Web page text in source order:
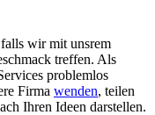
wir mit unsrem
treffen. Als
problemlos
Firma wenden, teilen
Ihren Ideen darstellen.